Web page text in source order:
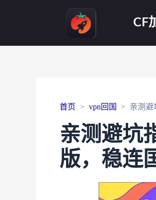
CF
首页 vpn回国 亲测避
亲测避坑
版，稳连